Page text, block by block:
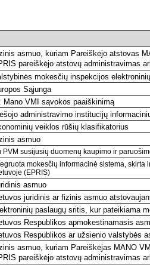
asmuo, kuriam Pareiškėjo atstovas
pareiškėjo atstovų administravimas
mokesčių inspekcijos
Sąjunga
Mano VMI sąvokos paaiškinimą
administravimo institucijų
veiklos rūšių klasifikatorius
asmuo
PVM susijusių duomenų kaupimo ir
mokesčių informacinė sistema,
(EPRIS)
asmuo
juridinis ar fizinis asmuo
paslaugų sritis, kur pateikiama
Respublikos apmokestinamasis
Respublikos ar užsienio valstybės
asmuo, kuriam Pareiškėjas MANO
pareiškėjo atstovų administravimas